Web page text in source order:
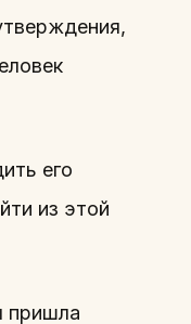
его
из этой